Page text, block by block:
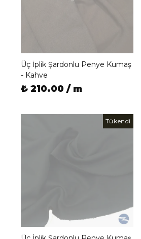
Üç İplik Şardonlu Penye Kumaş
- Kahve
₺ 210.00 / m
Tükendi